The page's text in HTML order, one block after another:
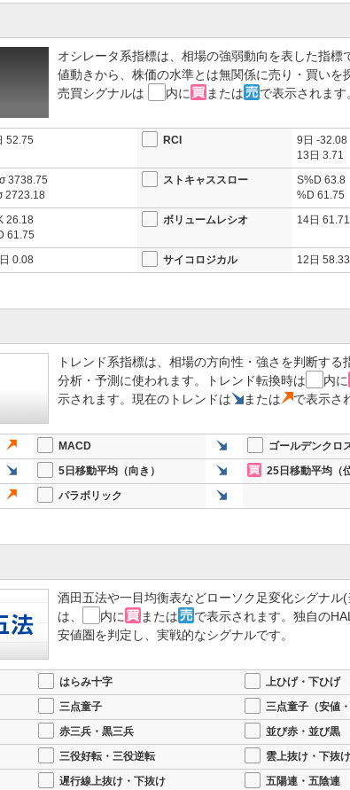
オシレータ系指標は、相場の強弱動向を表した指標
値動きから、株価の水準とは無関係に売り・買いを
売買シグナルは
内に または で表示されます
52.75 RCI 9日 -32.08
13日 3.71
3738.75
2723.18
ストキャススロー S%D 63.8
%D 61.75
26.18
61.75
ボリュームレシオ 14日 61.71
0.08 サイコロジカル 12日 58.33
トレンド系指標は、相場の方向性・強さを判断する
分析・予測に使われます。トレンド転換時は
内に
示されます。現在のトレンドは
または で表示さ
MACD
ゴールデンクロ
5日移動平均（向き）
25日移動平均（
パラボリック
酒田五法や一目均衡表などローソク足変化シグナル
は、
内に または
で表示されます。独自の
安値圏を判定し、実戦的なシグナルです。
はらみ十字
上ひげ・下ひげ
三点童子
三点童子（安値・
赤三兵・黒三兵
並び赤・並び黒
三役好転・三役逆転
雲上抜け・下抜け
遅行線上抜け・下抜け 五陽連・五陰連